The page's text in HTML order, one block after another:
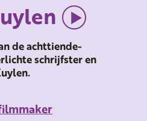
de achttiende-
schrijfster en